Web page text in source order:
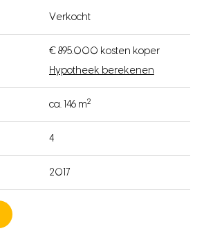
Verkocht
€ 895.000 kosten koper
Hypotheek berekenen
ca. 146 m2
4
2017